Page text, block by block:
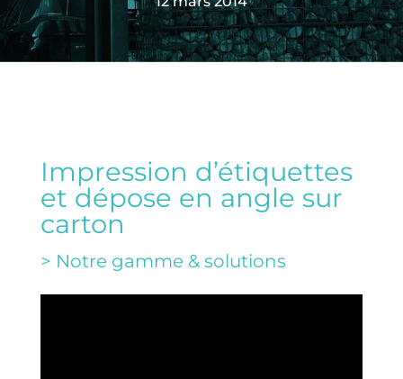
Impression d’étiquettes
et dépose en angle sur
carton
> Notre gamme & solutions